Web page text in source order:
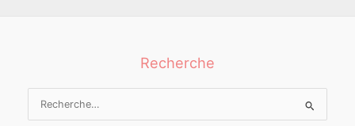
Recherche